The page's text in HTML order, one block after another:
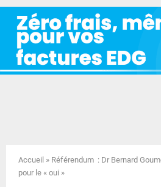
A
Y
N
Accueil » Référendum : Dr Bernard
pour le « oui »